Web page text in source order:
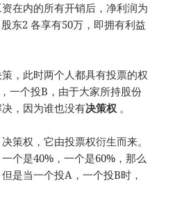
在内的所有开销后，净利润为
东2 各享有50万，即拥有利益
，此时两个人都具有投票的权
一个投B，由于大家所持股份
，因为谁也没有决策权 。
策权，它由投票权衍生而来。
个是40%，一个是60%，那么
是当一个投A，一个投B时，